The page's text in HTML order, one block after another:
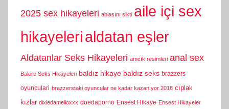
2025 sex hikayeleri ablasını sikti aile içi sex
hikayelerialdatan eşler
Aldatanlar Seks Hikayeleri amcık resimleri anal sex
Bakire Seks Hikayeleri baldız hikaye baldız seks brazzers
oyunculari brazzerstaki oyuncular ne kadar kazanıyor 2018 cıplak
kızlar dixiedamelioxxx doedaporno Ensest Hikaye Ensest Hikayeler